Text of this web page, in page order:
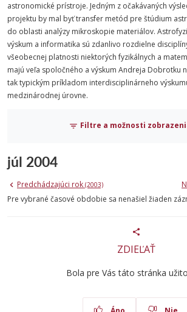
astronomické prístroje. Jedným z očakávaných
projektu by mal byť transfer metód pre štúdium
do oblasti analýzy mikroskopie materiálov.
výskum a informatika sú zdanlivo rozdielne
všeobecnej platnosti niektorých fyzikálnych a
majú veľa spoločného a výskum Andreja Dobrotku
tak typickým príkladom interdisciplinárneho
medzinárodnej úrovne.
Filtre a možnosti
júl 2004
Predchádzajúci rok (2003)
Pre vybrané časové obdobie sa nenašiel žiaden
ZDIEĽAŤ
Bola pre Vás táto stránka